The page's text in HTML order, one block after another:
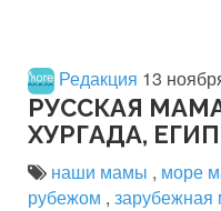
Редакция 13
РУССКАЯ
ХУРГАДА,
наши мамы , море
рубежом ,